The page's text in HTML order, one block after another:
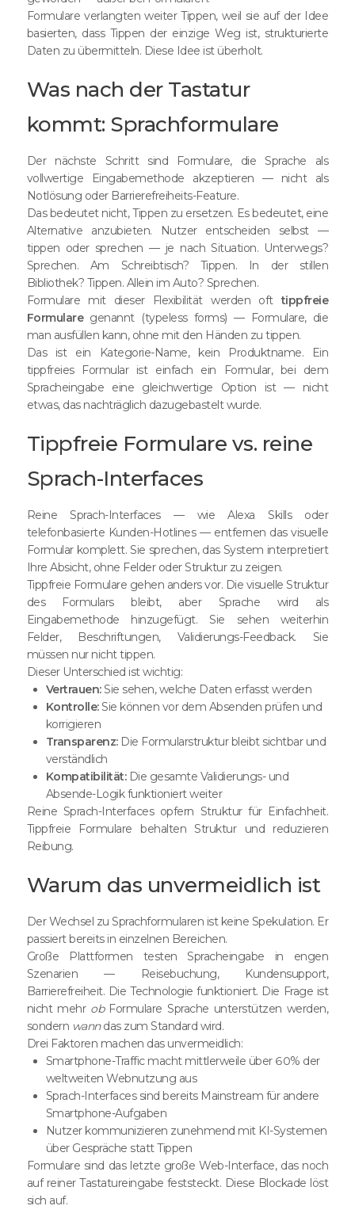
Formulare verlangten weiter Tippen, weil sie auf der Idee
basierten, dass Tippen der einzige Weg ist, strukturierte
Daten zu übermitteln. Diese Idee ist überholt.
Was nach der Tastatur
kommt: Sprachformulare
Der nächste Schritt sind Formulare, die Sprache als
vollwertige Eingabemethode akzeptieren — nicht als
Notlösung oder Barrierefreiheits-Feature.
Das bedeutet nicht, Tippen zu ersetzen. Es bedeutet, eine
Alternative anzubieten. Nutzer entscheiden selbst —
tippen oder sprechen — je nach Situation. Unterwegs?
Sprechen. Am Schreibtisch? Tippen. In der stillen
Bibliothek? Tippen. Allein im Auto? Sprechen.
Formulare mit dieser Flexibilität werden ofttippfreie
Formularegenannt (typeless forms) — Formulare, die
man ausfüllen kann, ohne mit den Händen zu tippen.
Das ist ein Kategorie-Name, kein Produktname. Ein
tippfreies Formular ist einfach ein Formular, bei dem
Spracheingabe eine gleichwertige Option ist — nicht
etwas, das nachträglich dazugebastelt wurde.
Tippfreie Formulare vs. reine
Sprach-Interfaces
Reine Sprach-Interfaces — wie Alexa Skills oder
telefonbasierte Kunden-Hotlines — entfernen das visuelle
Formular komplett. Sie sprechen, das System interpretiert
Ihre Absicht, ohne Felder oder Struktur zu zeigen.
Tippfreie Formulare gehen anders vor. Die visuelle Struktur
des Formulars bleibt, aber Sprache wird als
Eingabemethode hinzugefügt. Sie sehen weiterhin
Felder, Beschriftungen, Validierungs-Feedback. Sie
müssen nur nicht tippen.
Dieser Unterschied ist wichtig:
Vertrauen:Sie sehen, welche Daten erfasst werden
Kontrolle:Sie können vor dem Absenden prüfen und
korrigieren
Transparenz:Die Formularstruktur bleibt sichtbar und
verständlich
Kompatibilität:Die gesamte Validierungs- und
Absende-Logik funktioniert weiter
Reine Sprach-Interfaces opfern Struktur für Einfachheit.
Tippfreie Formulare behalten Struktur und reduzieren
Reibung.
Warum das unvermeidlich ist
Der Wechsel zu Sprachformularen ist keine Spekulation. Er
passiert bereits in einzelnen Bereichen.
Große Plattformen testen Spracheingabe in engen
Szenarien — Reisebuchung, Kundensupport,
Barrierefreiheit. Die Technologie funktioniert. Die Frage ist
nicht mehr obFormulare Sprache unterstützen werden,
sondern wanndas zum Standard wird.
Drei Faktoren machen das unvermeidlich:
Smartphone-Traffic macht mittlerweile über 60% der
weltweiten Webnutzung aus
Sprach-Interfaces sind bereits Mainstream für andere
Smartphone-Aufgaben
Nutzer kommunizieren zunehmend mit KI-Systemen
über Gespräche statt Tippen
Formulare sind das letzte große Web-Interface, das noch
auf reiner Tastatureingabe feststeckt. Diese Blockade löst
sich auf.